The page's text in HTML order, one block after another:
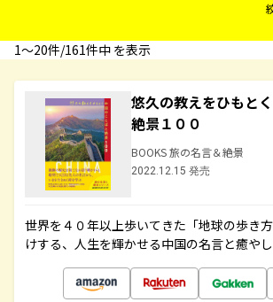
1〜20件/161件中 を表示
悠久の教えをひもと
絶景１００
BOOKS 旅の名言＆絶景
2022.12.15 発売
世界を４０年以上歩いてきた「地球の歩き
けする、人生を輝かせる中国の名言と癒や